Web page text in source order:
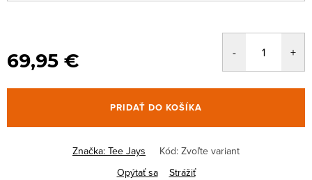
69,95 €
PRIDAŤ DO KOŠÍKA
Značka: Tee Jays Kód: Zvoľte variant
Opýtať sa
Strážiť